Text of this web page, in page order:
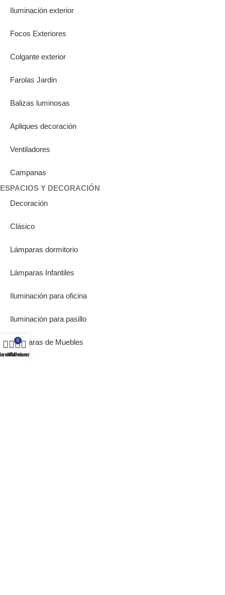
Iluminación exterior
Focos Exteriores
Colgante exterior
Farolas Jardin
Balizas luminosas
Apliques decoración
Ventiladores
Campanas
ESPACIOS Y DECORACIÓN
Decoración
Clásico
Lámparas dormitorio
Lámparas Infantiles
Iluminación para oficina
Iluminación para pasillo
Lámparas de Muebles
de deseos
0
Carrito
Mi cuenta